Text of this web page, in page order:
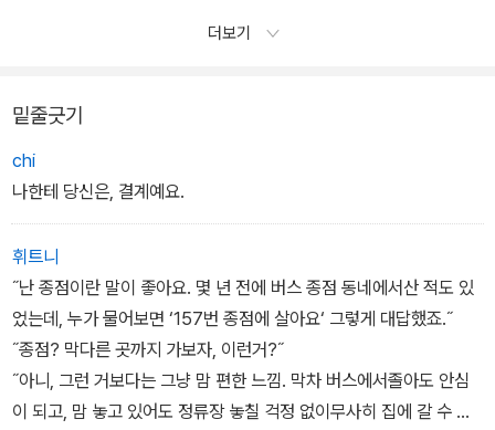
더보기
밑줄긋기
chi
나한테 당신은, 결계예요.
휘트니
˝난 종점이란 말이 좋아요. 몇 년 전에 버스 종점 동네에서산 적도 있
었는데, 누가 물어보면 ‘157번 종점에 살아요‘ 그렇게 대답했죠.˝
˝종점? 막다른 곳까지 가보자, 이런거?˝
˝아니, 그런 거보다는 그냥 맘 편한 느낌. 막차 버스에서졸아도 안심
이 되고, 맘 놓고 있어도 정류장 놓칠 걱정 없이무사히 집에 갈 수 있